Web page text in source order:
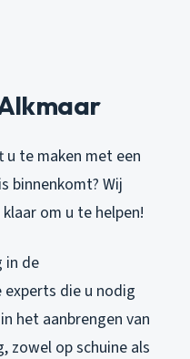
u te maken met een
binnenkomt? Wij
om u te helpen!
in de
experts die u nodig
het aanbrengen van
zowel op schuine als